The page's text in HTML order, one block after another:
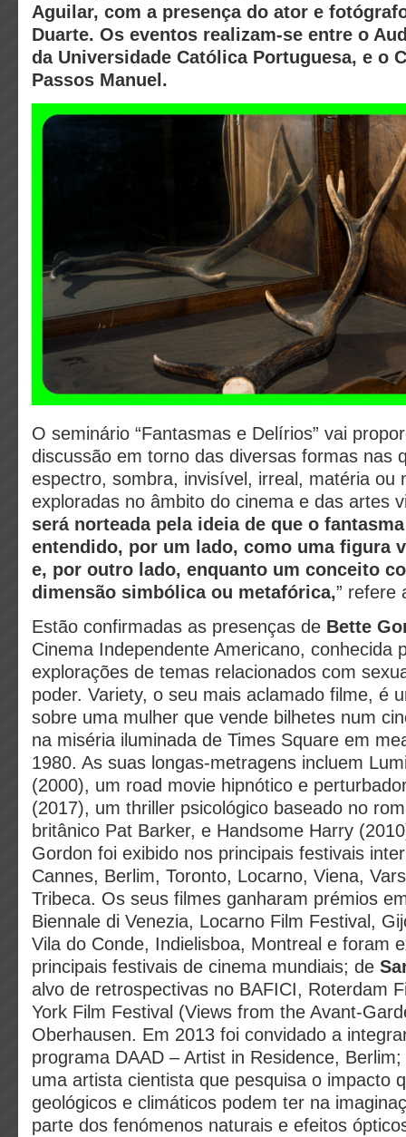
Aguilar, com a presença do ator e
Duarte. Os eventos realizam-se entre o
da Universidade Católica Portuguesa, e o
Passos Manuel.
O seminário “Fantasmas e Delírios” vai
discussão em torno das diversas formas nas
espectro, sombra, invisível, irreal, matéria ou
exploradas no âmbito do cinema e das artes
será norteada pela ideia de que o
entendido, por um lado, como uma figura
e, por outro lado, enquanto um conceito
dimensão simbólica ou metafórica,” refere
Estão confirmadas as presenças de Bette
Cinema Independente Americano, conhecida
explorações de temas relacionados com
poder. Variety, o seu mais aclamado filme, é
sobre uma mulher que vende bilhetes num
na miséria iluminada de Times Square em
1980. As suas longas-metragens incluem
(2000), um road movie hipnótico e
(2017), um thriller psicológico baseado no
britânico Pat Barker, e Handsome Harry
Gordon foi exibido nos principais festivais
Cannes, Berlim, Toronto, Locarno, Viena,
Tribeca. Os seus filmes ganharam prémios
Biennale di Venezia, Locarno Film Festival,
Vila do Conde, Indielisboa, Montreal e foram
principais festivais de cinema mundiais; de
alvo de retrospectivas no BAFICI, Roterdam
York Film Festival (Views from the Avant-
Oberhausen. Em 2013 foi convidado a
programa DAAD – Artist in Residence,
uma artista cientista que pesquisa o impacto
geológicos e climáticos podem ter na
parte dos fenómenos naturais e efeitos